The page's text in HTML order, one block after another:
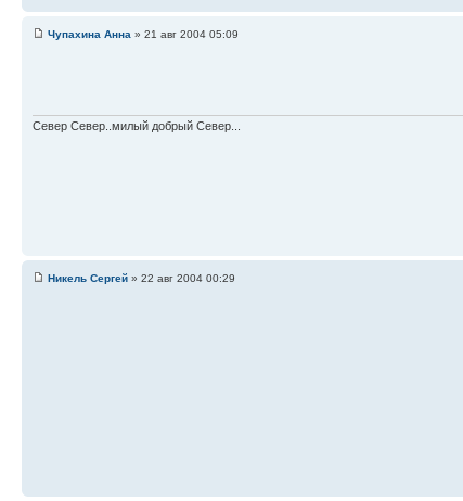
Чупахина Анна » 21 авг 2004 05:09
Север Север..милый добрый Север...
Никель Сергей » 22 авг 2004 00:29